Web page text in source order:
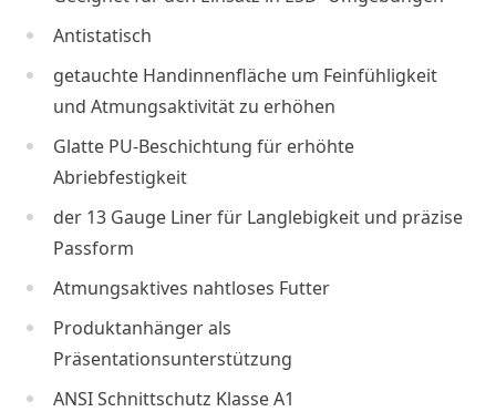
Antistatisch
getauchte Handinnenfläche um Feinfühligkeit
und Atmungsaktivität zu erhöhen
Glatte PU-Beschichtung für erhöhte
Abriebfestigkeit
der 13 Gauge Liner für Langlebigkeit und präzise
Passform
Atmungsaktives nahtloses Futter
Produktanhänger als
Präsentationsunterstützung
ANSI Schnittschutz Klasse A1